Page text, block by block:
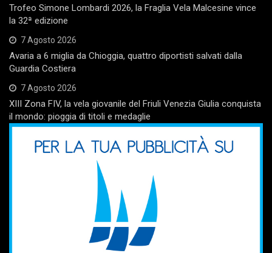
Trofeo Simone Lombardi 2026, la Fraglia Vela Malcesine vince
la 32ª edizione
7 Agosto 2026
Avaria a 6 miglia da Chioggia, quattro diportisti salvati dalla
Guardia Costiera
7 Agosto 2026
XIII Zona FIV, la vela giovanile del Friuli Venezia Giulia conquista
il mondo: pioggia di titoli e medaglie